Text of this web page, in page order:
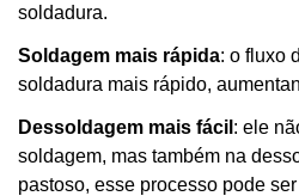
soldadura.
Soldagem mais rápida: o fluxo
soldadura mais rápido,
Dessoldagem mais fácil : ele
soldagem, mas também na
pastoso, esse processo pode